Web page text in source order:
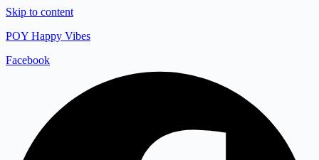
Skip to content
POY Happy Vibes
Facebook